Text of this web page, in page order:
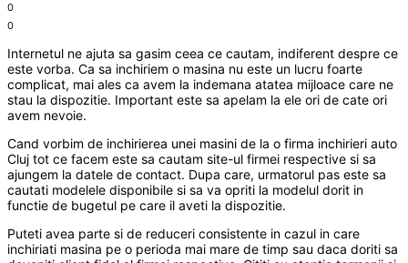
0
0
Internetul ne ajuta sa gasim ceea ce cautam, indiferent despre ce
este vorba. Ca sa inchiriem o masina nu este un lucru foarte
complicat, mai ales ca avem la indemana atatea mijloace care ne
stau la dispozitie. Important este sa apelam la ele ori de cate ori
avem nevoie.
Cand vorbim de inchirierea unei masini de la o firma inchirieri auto
Cluj tot ce facem este sa cautam site-ul firmei respective si sa
ajungem la datele de contact. Dupa care, urmatorul pas este sa
cautati modelele disponibile si sa va opriti la modelul dorit in
functie de bugetul pe care il aveti la dispozitie.
Puteti avea parte si de reduceri consistente in cazul in care
inchiriati masina pe o perioda mai mare de timp sau daca doriti sa